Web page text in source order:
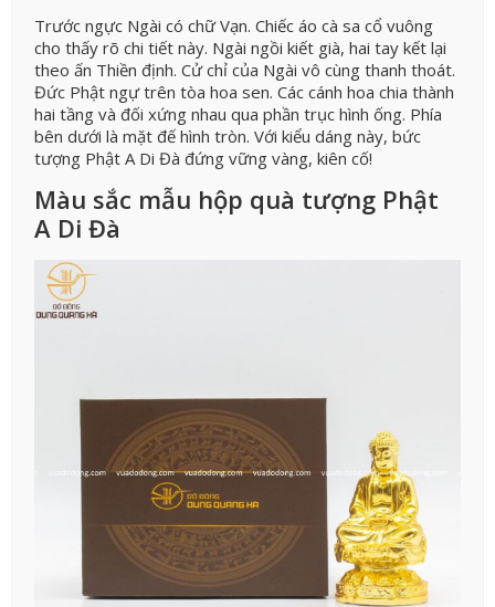
Trước ngực Ngài có chữ Vạn. Chiếc áo cà sa cổ vuông
cho thấy rõ chi tiết này. Ngài ngồi kiết già, hai tay kết lại
theo ấn Thiền định. Cử chỉ của Ngài vô cùng thanh thoát.
Đức Phật ngự trên tòa hoa sen. Các cánh hoa chia thành
hai tầng và đối xứng nhau qua phần trục hình ống. Phía
bên dưới là mặt đế hình tròn. Với kiểu dáng này, bức
tượng Phật A Di Đà đứng vững vàng, kiên cố!
Màu sắc mẫu hộp quà tượng Phật
A Di Đà